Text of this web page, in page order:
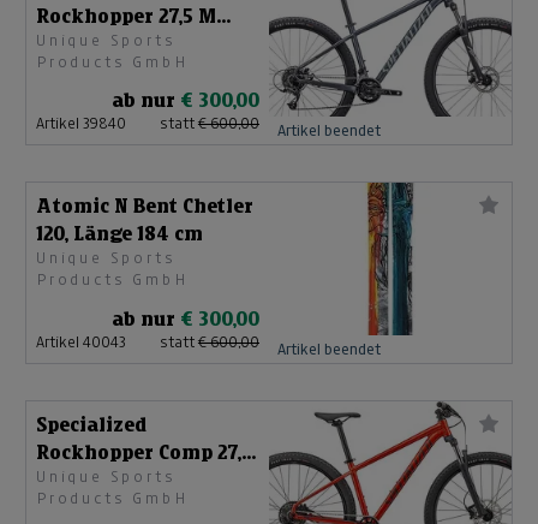
Rockhopper 27,5 M
91522-7603
Unique Sports
Products GmbH
ab nur € 300,00
Artikel 39840 statt € 600,00 Artikel beendet
Atomic N Bent Chetler
120, Länge 184 cm
Unique Sports
Products GmbH
ab nur € 300,00
Artikel 40043 statt € 600,00 Artikel beendet
Specialized
Rockhopper Comp 27,5
Größe M 91522-5103
Unique Sports
Products GmbH